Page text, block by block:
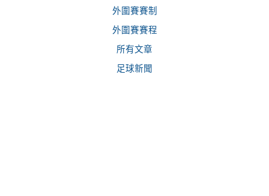
外圍賽賽制
外圍賽賽程
所有文章
足球新聞